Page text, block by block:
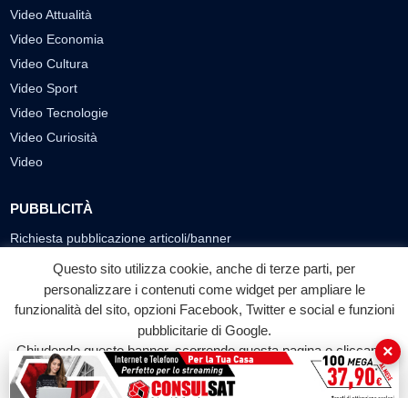
Video Attualità
Video Economia
Video Cultura
Video Sport
Video Tecnologie
Video Curiosità
Video
PUBBLICITÀ
Richiesta pubblicazione articoli/banner
SEGUICI SUI SOCIAL
f
Facebook
◎ ▶
YouTube
Questo sito utilizza cookie, anche di terze parti, per
personalizzare i contenuti come widget per ampliare le
funzionalità del sito, opzioni Facebook, Twitter e social e funzioni
pubblicitarie di Google.
Chiudendo questo banner, scorrendo questa pagina o cliccando
su qualunque suo elemento acconsenti all'uso dei cookie.
×